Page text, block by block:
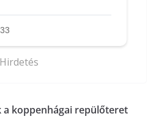
Hirdetés
a koppenhágai repülőteret